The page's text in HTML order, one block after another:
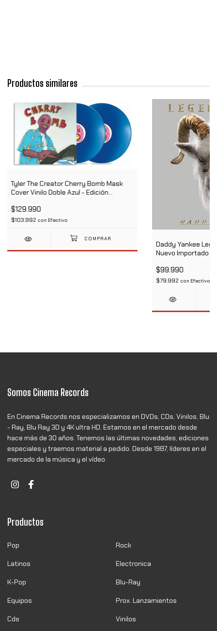
Productos similares
Tyler The Creator Cherry Bomb Mask
Cover Vinilo Doble Azul - Edición
$129.990
$103.992 con Efectivo
Daddy Yankee
Nuevo Importado
$99.990
$79.992 con Efectivo
Somos Cinema Records
En Cinema Records nos especializamos en DVDs, CDs, Vinilos, Blu
- Ray, Blu Ray 3D y 4K ultra HD. Estamos en el mercado desde
hace más de 30 años. Tenemos las últimas novedades, ediciones
especiales y traemos material a pedido. Desde 1987, líderes en el
mercado de la música y el vídeo.
Productos
Pop Rock
Latinos Electronica
K-Pop Blu-Ray
Equipos Prox. Lanzamientos
Cds Vinilos